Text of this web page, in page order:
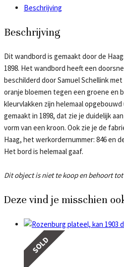
Beschrijving
Beschrijving
Dit wandbord is gemaakt door de
1898. Het wandbord heeft een
beschilderd door Samuel Schellink
oranje bloemen tegen een groene en
kleurvlakken zijn helemaal
gemaakt in 1898, dat zie je duidelijk
vorm van een kroon. Ook zie je de
Haag, het werkordernummer: 846 en
Het bord is helemaal gaaf.
Dit object is niet te koop en behoort
Deze vind je misschien
SOLD